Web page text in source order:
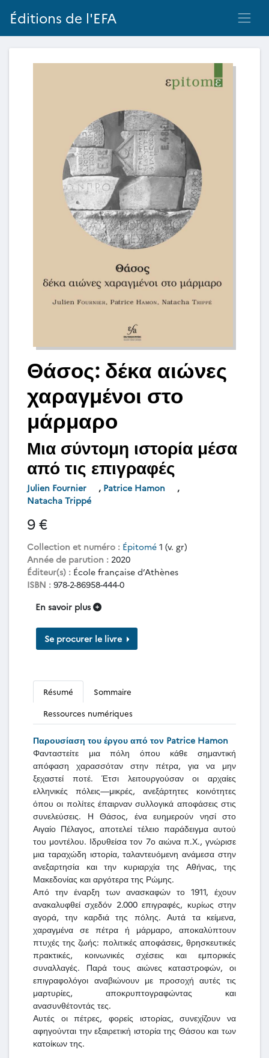
Éditions de l'EFA
Θάσος: δέκα αιώνες
χαραγμένοι στο
μάρμαρο
Μια σύντομη ιστορία μέσα
από τις επιγραφές
Julien Fournier , Patrice Hamon
,
Natacha Trippé
9 €
Collection et numéro : Épitomé 1 (v. gr)
Année de parution : 2020
Éditeur(s) : École française d’Athènes
ISBN : 978-2-86958-444-0
En savoir plus
Se procurer le livre
Résumé
Sommaire
Ressources numériques
Παρουσίαση του έργου από τον Patrice Hamon
Φανταστείτε μια πόλη όπου κάθε σημαντική
απόφαση χαρασσόταν στην πέτρα, για να μην
ξεχαστεί ποτέ. Έτσι λειτουργούσαν οι αρχαίες
ελληνικές πόλεις—μικρές, ανεξάρτητες κοινότητες
όπου οι πολίτες έπαιρναν συλλογικά αποφάσεις στις
συνελεύσεις. Η Θάσος, ένα ευημερούν νησί στο
Αιγαίο Πέλαγος, αποτελεί τέλειο παράδειγμα αυτού
του μοντέλου. Ιδρυθείσα τον 7ο αιώνα π.Χ., γνώρισε
μια ταραχώδη ιστορία, ταλαντευόμενη ανάμεσα στην
ανεξαρτησία και την κυριαρχία της Αθήνας, της
Μακεδονίας και αργότερα της Ρώμης.
Από την έναρξη των ανασκαφών το 1911, έχουν
ανακαλυφθεί σχεδόν 2.000 επιγραφές, κυρίως στην
αγορά, την καρδιά της πόλης. Αυτά τα κείμενα,
χαραγμένα σε πέτρα ή μάρμαρο, αποκαλύπτουν
πτυχές της ζωής: πολιτικές αποφάσεις, θρησκευτικές
πρακτικές, κοινωνικές σχέσεις και εμπορικές
συναλλαγές. Παρά τους αιώνες καταστροφών, οι
επιγραφολόγοι αναβιώνουν με προσοχή αυτές τις
μαρτυρίες, αποκρυπτογραφώντας και
ανασυνθέτοντάς τες.
Αυτές οι πέτρες, φορείς ιστορίας, συνεχίζουν να
αφηγούνται την εξαιρετική ιστορία της Θάσου και των
κατοίκων της.